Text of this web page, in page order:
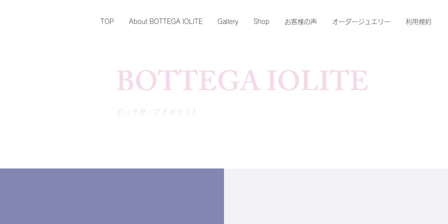
TOP About BOTTEGA IOLITE Gallery Shop お客様の声 オーダージュエリー 利用規約
BOTTEGA IOLITE​
ボッテガ・アイオライト